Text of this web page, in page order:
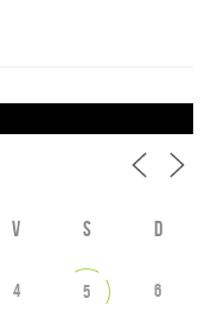
V S D
4 5 6